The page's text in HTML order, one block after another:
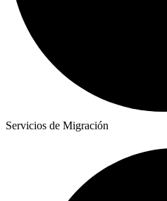
Servicios de Migración